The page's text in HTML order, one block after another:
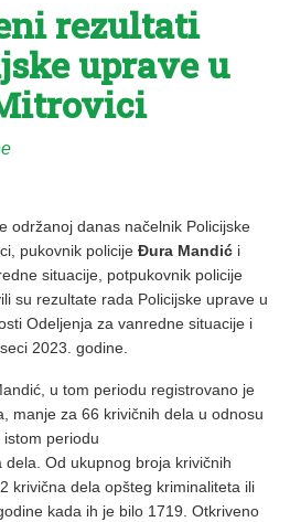
rezultati
uprave u
održanoj danas načelnik Policijske
pukovnik policije Đura Mandić i
situacije, potpukovnik policije
su rezultate rada Policijske uprave u
Odeljenja za vanredne situacije i
2023. godine.
u tom periodu registrovano je
manje za 66 krivičnih dela u odnosu
periodu
Od ukupnog broja krivičnih
krivična dela opšteg kriminaliteta ili
kada ih je bilo 1719. Otkriveno